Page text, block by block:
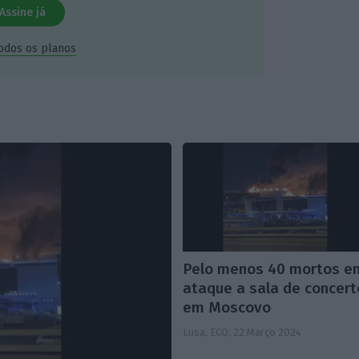
Assine já
os planos
Pelo menos 40 mortos
ataque a sala de
em Moscovo
Lusa, ECO, 22 Março 2024